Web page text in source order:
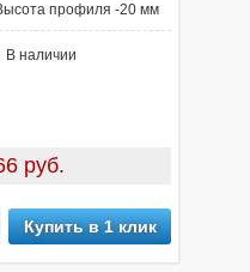
профиля -20 мм
В наличии
руб.
Купить в 1 клик